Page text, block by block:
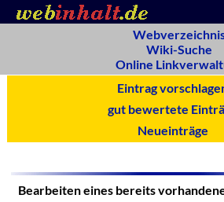
Wiki-Suche
Online
Eintrag
gut bewertete
Neueinträge
Bearbeiten eines bereits